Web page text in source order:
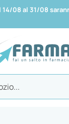
08 al 31/08